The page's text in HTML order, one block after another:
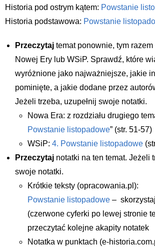
Historia pod ostrym kątem: Powstanie
Historia podstawowa: Powstanie
Przeczytaj temat ponownie, tym
Nowej Ery lub WSiP. Sprawdź, które
wyróżnione jako najważniejsze, jakie
pominięte, a jakie dodane przez
Jeżeli trzeba, uzupełnij swoje notatki.
Nowa Era: z rozdziału drugiego
Powstanie listopadowe” (str. 51-57)
WSiP: 4. Powstanie listopadowe
Przeczytaj notatki na ten temat. Jeżeli
swoje notatki.
Krótkie teksty (opracowania.pl):
Powstanie listopadowe –
(czerwone cyferki po lewej stronie
przeczytać kolejne akapity notatek
Notatka w punktach (e-